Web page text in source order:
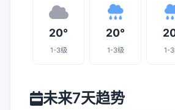
20°
1-3级
20°
1-3级 1-
未来7天趋势